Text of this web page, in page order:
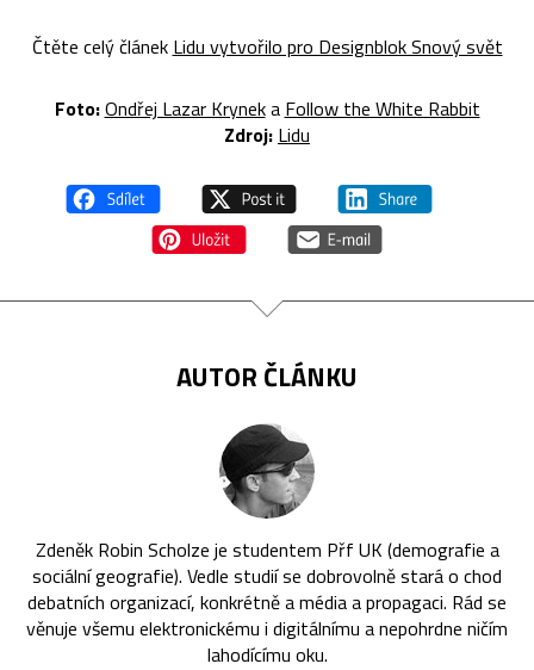
Čtěte celý článek Lidu vytvořilo pro Designblok Snový svět
Foto:Ondřej Lazar Kryneka Follow the White Rabbit
Zdroj: Lidu
AUTOR ČLÁNKU
Zdeněk Robin Scholze je studentem Přf UK (demografie a
sociální geografie). Vedle studií se dobrovolně stará o chod
debatních organizací, konkrétně a média a propagaci. Rád se
věnuje všemu elektronickému i digitálnímu a nepohrdne ničím
lahodícímu oku.